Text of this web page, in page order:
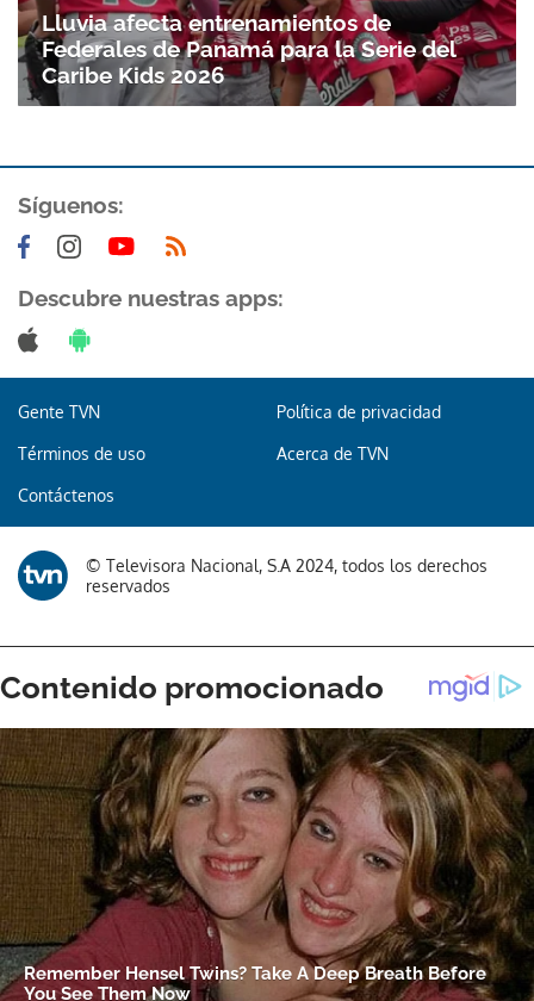
ACEPTAR
Lluvia afecta entrenamientos de
Federales de Panamá para la Serie del
Caribe Kids 2026
Síguenos:
Descubre nuestras apps:
Gente TVN Política de privacidad
Términos de uso Acerca de TVN
Contáctenos
© Televisora Nacional, S.A 2024, todos los derechos
reservados